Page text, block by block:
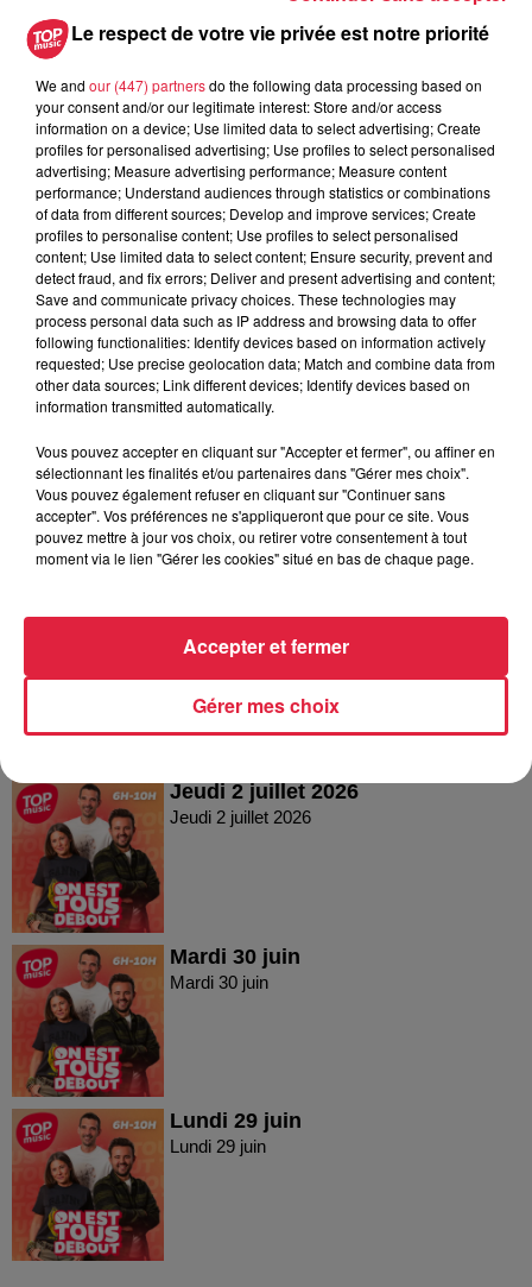
Bischheim : disparition d’une
adolescente de 16 ans
4 août 2026
Muttersholtz : après SensoRied,
voilà BotaRied
Dans la même série
Top Music a Rulantica
Top Music a Rulantica
Vendredi 03 juillet 2026
Jeudi 2 juillet 2026
Jeudi 2 juillet 2026
Mardi 30 juin
Mardi 30 juin
Lundi 29 juin
Lundi 29 juin
Le respect de votre vie privée est notre priorité
We and our (447) partnersdo the following data processing based on
your consent and/or our legitimate interest: Store and/or access
information on a device; Use limited data to select advertising; Create
profiles for personalised advertising; Use profiles to select personalised
advertising; Measure advertising performance; Measure content
performance; Understand audiences through statistics or combinations
of data from different sources; Develop and improve services; Create
profiles to personalise content; Use profiles to select personalised
content; Use limited data to select content; Ensure security, prevent and
detect fraud, and fix errors; Deliver and present advertising and content;
Save and communicate privacy choices. These technologies may
process personal data such as IP address and browsing data to offer
following functionalities: Identify devices based on information actively
requested; Use precise geolocation data; Match and combine data from
other data sources; Link different devices; Identify devices based on
information transmitted automatically.
Vous pouvez accepter en cliquant sur "Accepter et fermer", ou affiner en
sélectionnant les finalités et/ou partenaires dans "Gérer mes choix".
Vous pouvez également refuser en cliquant sur "Continuer sans
accepter". Vos préférences ne s'appliqueront que pour ce site. Vous
pouvez mettre à jour vos choix, ou retirer votre consentement à tout
moment via le lien "Gérer les cookies" situé en bas de chaque page.
Gérer mes choix
Accepter et fermer